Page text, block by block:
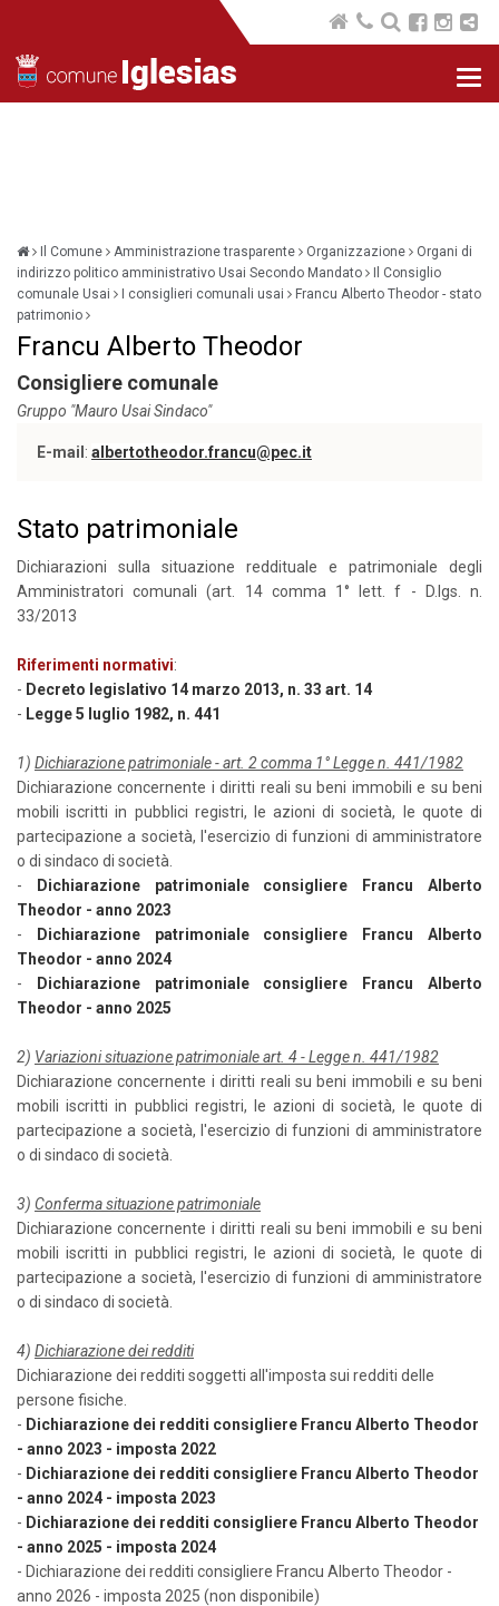
Il Comune Amministrazione trasparente Organizzazione
Organi di
indirizzo politico amministrativo Usai Secondo Mandato
Il Consiglio
comunale Usai
I consiglieri comunali usai
Francu Alberto Theodor - stato
patrimonio
Francu Alberto Theodor
Consigliere comunale
Gruppo "Mauro Usai Sindaco"
E-mail : albertotheodor.francu@pec.it
Stato patrimoniale
Dichiarazioni sulla situazione reddituale e patrimoniale degli
Amministratori comunali (art. 14 comma 1° lett. f - D.lgs. n.
33/2013
Riferimenti normativi:
- Decreto legislativo 14 marzo 2013, n. 33 art. 14
- Legge 5 luglio 1982, n. 441
1) Dichiarazione patrimoniale - art. 2 comma 1° Legge n. 441/1982
Dichiarazione concernente i diritti reali su beni immobili e su beni
mobili iscritti in pubblici registri, le azioni di società, le quote di
partecipazione a società, l'esercizio di funzioni di amministratore
o di sindaco di società.
-
Dichiarazione patrimoniale consigliere Francu Alberto
Theodor - anno 2023
-
Dichiarazione patrimoniale consigliere Francu Alberto
Theodor - anno 2024
-
Dichiarazione patrimoniale consigliere Francu Alberto
Theodor - anno 2025
2) Variazioni situazione patrimoniale art. 4 - Legge n. 441/1982
Dichiarazione concernente i diritti reali su beni immobili e su beni
mobili iscritti in pubblici registri, le azioni di società, le quote di
partecipazione a società, l'esercizio di funzioni di amministratore
o di sindaco di società.
3) Conferma situazione patrimoniale
Dichiarazione concernente i diritti reali su beni immobili e su beni
mobili iscritti in pubblici registri, le azioni di società, le quote di
partecipazione a società, l'esercizio di funzioni di amministratore
o di sindaco di società.
4) Dichiarazione dei redditi
Dichiarazione dei redditi soggetti all'imposta sui redditi delle
persone fisiche.
- Dichiarazione dei redditi consigliere Francu Alberto Theodor
- anno 2023 - imposta 2022
- Dichiarazione dei redditi consigliere Francu Alberto Theodor
- anno 2024 - imposta 2023
- Dichiarazione dei redditi consigliere Francu Alberto Theodor
- anno 2025 - imposta 2024
- Dichiarazione dei redditi consigliere Francu Alberto Theodor -
anno 2026 - imposta 2025 (non disponibile)